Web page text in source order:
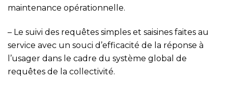
maintenance opérationnelle.
– Le suivi des requêtes simples et saisines faites au
service avec un souci d’efficacité de la réponse à
l’usager dans le cadre du système global de
requêtes de la collectivité.